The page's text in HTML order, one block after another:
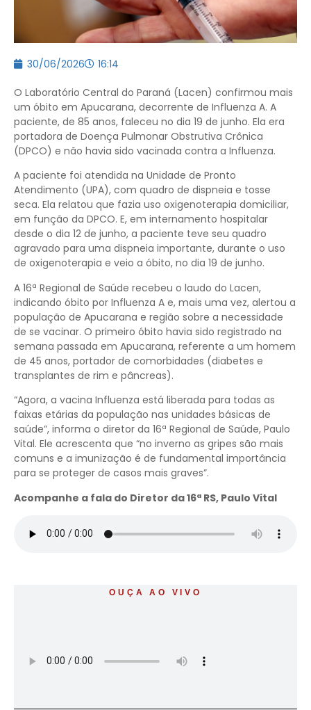
30/06/2026 16:14
O Laboratório Central do Paraná (Lacen) confirmou mais
um óbito em Apucarana, decorrente de Influenza A. A
paciente, de 85 anos, faleceu no dia 19 de junho. Ela era
portadora de Doença Pulmonar Obstrutiva Crônica
(DPCO) e não havia sido vacinada contra a Influenza.
A paciente foi atendida na Unidade de Pronto
Atendimento (UPA), com quadro de dispneia e tosse
seca. Ela relatou que fazia uso oxigenoterapia domiciliar,
em função da DPCO. E, em internamento hospitalar
desde o dia 12 de junho, a paciente teve seu quadro
agravado para uma dispneia importante, durante o uso
de oxigenoterapia e veio a óbito, no dia 19 de junho.
A 16ª Regional de Saúde recebeu o laudo do Lacen,
indicando óbito por Influenza A e, mais uma vez, alertou a
população de Apucarana e região sobre a necessidade
de se vacinar. O primeiro óbito havia sido registrado na
semana passada em Apucarana, referente a um homem
de 45 anos, portador de comorbidades (diabetes e
transplantes de rim e pâncreas).
“Agora, a vacina Influenza está liberada para todas as
faixas etárias da população nas unidades básicas de
saúde”, informa o diretor da 16ª Regional de Saúde, Paulo
Vital. Ele acrescenta que “no inverno as gripes são mais
comuns e a imunização é de fundamental importância
para se proteger de casos mais graves”.
Acompanhe a fala do Diretor da 16ª RS, Paulo Vital
OUÇA AO VIVO